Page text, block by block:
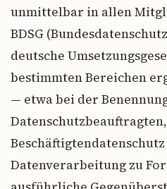
unmittelbar in allen
BDSG
deutsche
bestimmten Bereichen
— etwa bei der
Datenverarbeitung zu